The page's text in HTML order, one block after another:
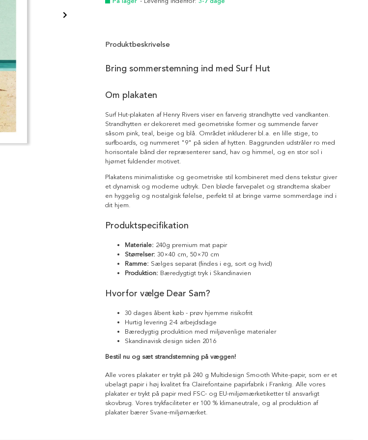
Produktbeskrivelse
Bring sommerstemning ind med Surf Hut
Om plakaten
Surf Hut-plakaten af Henry Rivers viser en farverig strandhytte ved vandkanten.
Strandhytten er dekoreret med geometriske former og summende farver
såsom pink, teal, beige og blå. Området inkluderer bl.a. en lille stige, to
surfboards, og nummeret "9" på siden af hytten. Baggrunden udstråler ro med
horisontale bånd der repræsenterer sand, hav og himmel, og en stor sol i
hjørnet fuldender motivet.
Plakatens minimalistiske og geometriske stil kombineret med dens tekstur giver
et dynamisk og moderne udtryk. Den bløde farvepalet og strandtema skaber
en hyggelig og nostalgisk følelse, perfekt til at bringe varme sommerdage ind i
dit hjem.
Produktspecifikation
Materiale: 240g premium mat papir
Størrelser: 30×40 cm, 50×70 cm
Ramme: Sælges separat (findes i eg, sort og hvid)
Produktion: Bæredygtigt tryk i Skandinavien
Hvorfor vælge Dear Sam?
30 dages åbent køb - prøv hjemme risikofrit
Hurtig levering 2-4 arbejdsdage
Bæredygtig produktion med miljøvenlige materialer
Skandinavisk design siden 2016
Bestil nu og sæt strandstemning på væggen!
Alle vores plakater er trykt på 240 g Multidesign Smooth White-papir, som er et
ubelagt papir i høj kvalitet fra Clairefontaine papirfabrik i Frankrig. Alle vores
plakater er trykt på papir med FSC- og EU-miljømærketiketter til ansvarligt
skovbrug. Vores trykfaciliteter er 100 % klimaneutrale, og al produktion af
plakater bærer Svane-miljømærket.